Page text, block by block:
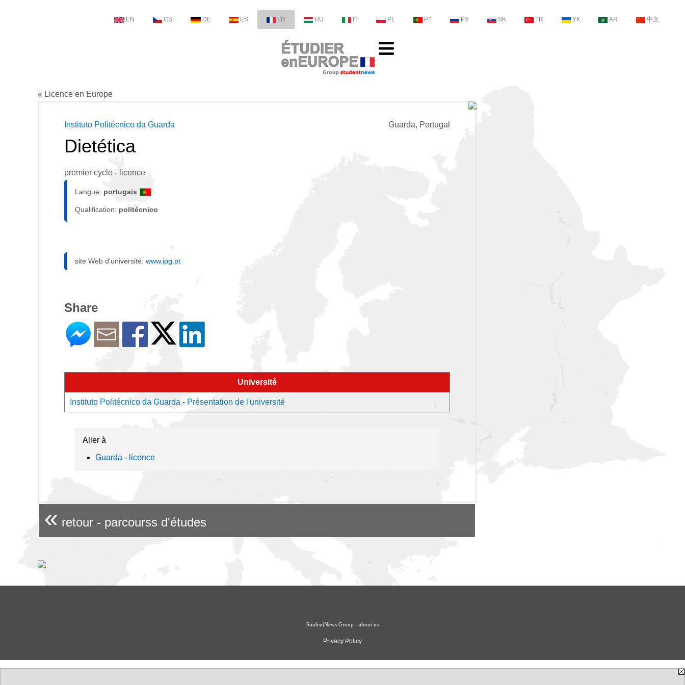
EN CS DE ES FR HU IT PL PT РУ SK TR УК AR 中文
« Licence en Europe
Guarda, Portugal
Instituto Politécnico da Guarda
Dietética
premier cycle - licence
Langue: portugais
Qualification: politécnico
site Web d'université: www.ipg.pt
Share
Université
Instituto Politécnico da Guarda - Présentation de l'université
Aller à
Guarda - licence
« retour - parcourss d'études
StudentNews Group - about us
Privacy Policy